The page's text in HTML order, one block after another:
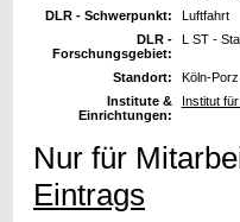
DLR - Schwerpunkt:
Luftfahrt
DLR -
Forschungsgebiet:
L ST -
Standort:
Köln-
Institute &
Einrichtungen:
Institut
Nur für
Eintrags